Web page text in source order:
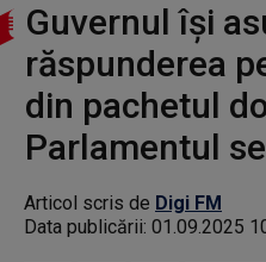
Guvernul își
răspunderea
din pachetul
Parlamentul
Articol scris de Digi FM
Data publicării: 01.09.2025